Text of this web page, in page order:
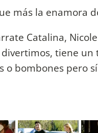
más la enamora
Catalina,
tiene
o bombones pero